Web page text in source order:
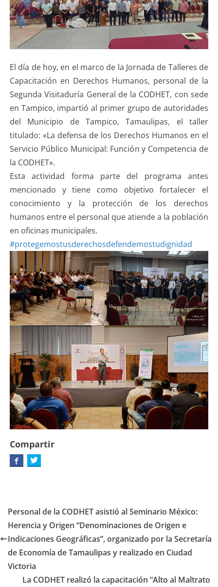
El día de hoy, en el marco de la Jornada de Talleres de
Capacitación en Derechos Humanos, personal de la
Segunda Visitaduría General de la CODHET, con sede
en Tampico, impartió al primer grupo de autoridades
del Municipio de Tampico, Tamaulipas, el taller
titulado: «La defensa de los Derechos Humanos en el
Servicio Público Municipal: Función y Competencia de
la CODHET».
Esta actividad forma parte del programa antes
mencionado y tiene como objetivo fortalecer el
conocimiento y la protección de los derechos
humanos entre el personal que atiende a la población
en oficinas municipales.
#protegemostusderechosdefendemostudignidad
Compartir
Personal de la CODHET asistió al Seminario México:
Herencia y Origen “Denominaciones de Origen e
Indicaciones Geográficas”, organizado por la Secretaría
de Economía de Tamaulipas y realizado en Ciudad
Victoria
La CODHET realizó la capacitación “Alto al Maltrato